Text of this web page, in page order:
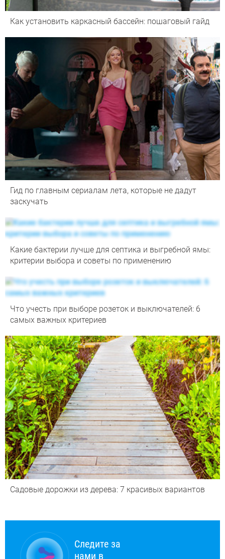
Как установить каркасный бассейн: пошаговый гайд
Гид по главным сериалам лета, которые не дадут
заскучать
Какие бактерии лучше для септика и выгребной ямы:
критерии выбора и советы по применению
Что учесть при выборе розеток и выключателей: 6
самых важных критериев
Садовые дорожки из дерева: 7 красивых вариантов
Следите за
нами в